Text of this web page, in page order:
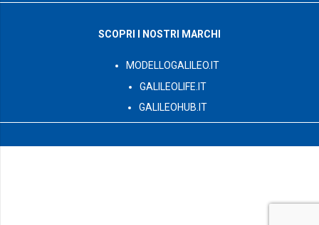
SCOPRI I NOSTRI MARCHI
MODELLOGALILEO.IT
GALILEOLIFE.IT
GALILEOHUB.IT